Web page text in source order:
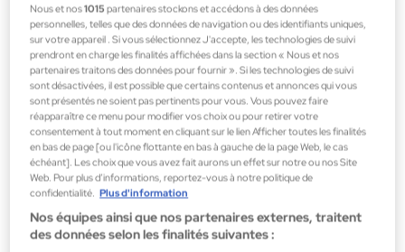
Nous et nos1015 partenaires stockons et accédons à des données
personnelles, telles que des données de navigation ou des identifiants uniques,
sur votre appareil . Si vous sélectionnez J'accepte, les technologies de suivi
prendront en charge les finalités affichées dans la section « Nous et nos
partenaires traitons des données pour fournir ». Si les technologies de suivi
sont désactivées, il est possible que certains contenus et annonces qui vous
sont présentés ne soient pas pertinents pour vous. Vous pouvez faire
réapparaître ce menu pour modifier vos choix ou pour retirer votre
consentement à tout moment en cliquant sur le lien Afficher toutes les finalités
en bas de page [ou l'icône flottante en bas à gauche de la page Web, le cas
échéant]. Les choix que vous avez fait aurons un effet sur notre ou nos Site
Web. Pour plus d’informations, reportez-vous à notre politique de
confidentialité. Plus d'information
Nos équipes ainsi que nos partenaires externes, traitent
des données selon les finalités suivantes :